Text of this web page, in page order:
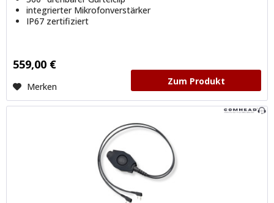
integrierter Mikrofonverstärker
IP67 zertifiziert
559,00 €
Merken Zum Produkt